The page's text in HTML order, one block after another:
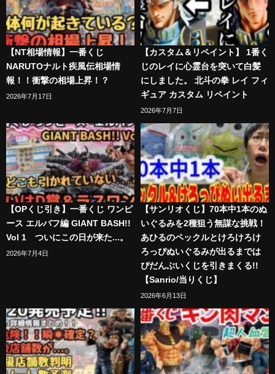
【NT相場情報】一番くじ
NARUTOナルト疾風伝相場情
報！！衝撃の相場上昇！？
2026年7月17日
【カスタム＆リペイント】 1番く
じのレイに心霊台を突いて白髪
にしました。 北斗の拳 レイ フィ
ギュア カスタム リペイント
2026年7月7日
【OPくじ引き】一番くじ ワンピ
ース エルバフ編 GIANT BASH!!
Vol 1 ついにこの日が来た...。
2026年7月4日
【サンリオくじ】70本中1本のぬ
いぐるみを2種狙う無謀な挑戦！
あひるのペックルとけろけろけ
ろっぴぬいぐるみが出るまでは
ぴだんぶいくじを引きまくる!!
【Sanrio/当りくじ】
2026年6月13日